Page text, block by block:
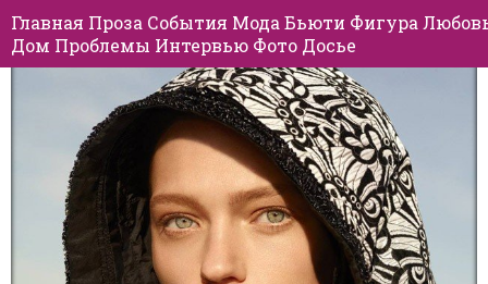
Главная Проза События Мода Бьюти Фигура
Дом Проблемы Интервью Фото Досье